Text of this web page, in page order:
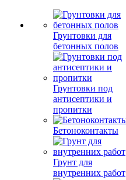
Грунтовки для
бетонных полов
Грунтовки под
антисептики и
пропитки
Бетоноконтакты
Грунт для
внутренних работ